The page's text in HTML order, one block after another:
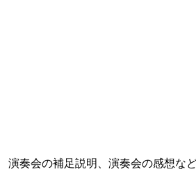
演奏会の補足説明、演奏会の感想な